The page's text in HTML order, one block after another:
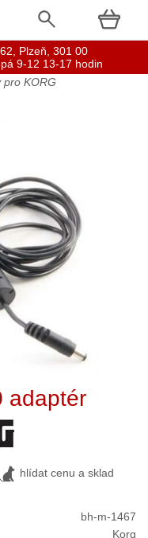
pro KORG
adaptér
hlídat cenu a sklad
bh-m-1467
Korg
62, Plzeň, 301 00
9-12 13-17 hodin